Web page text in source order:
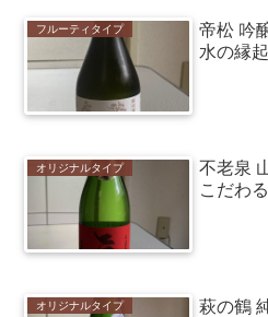
フルーティタイプ
帝松 吟
水の縁
オリジナルタイプ
不老泉
こだわ
オリジナルタイプ
萩の鶴